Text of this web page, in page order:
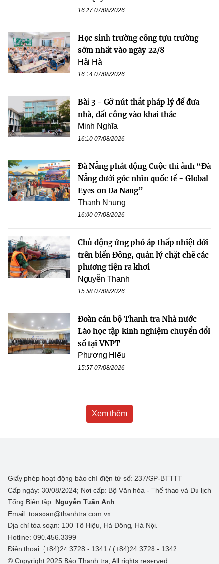
16:27 07/08/2026
Học sinh trường công tựu trường
sớm nhất vào ngày 22/8
Hải Hà
16:14 07/08/2026
Bài 3 - Gỡ nút thắt pháp lý để đưa
nhà, đất công vào khai thác
Minh Nghĩa
16:10 07/08/2026
Đà Nẵng phát động Cuộc thi ảnh “Đà
Nẵng dưới góc nhìn quốc tế - Global
Eyes on Da Nang”
Thanh Nhung
16:00 07/08/2026
Chủ động ứng phó áp thấp nhiệt đới
trên biển Đông, quản lý chặt chẽ các
phương tiện ra khơi
Nguyễn Thanh
15:58 07/08/2026
Đoàn cán bộ Thanh tra Nhà nước
Lào học tập kinh nghiệm chuyển đổi
số tại VNPT
Phương Hiếu
15:57 07/08/2026
Xem thêm
Giấy phép hoạt động báo chí điện tử số: 237/GP-BTTTT
Cấp ngày: 30/08/2024; Nơi cấp: Bộ Văn hóa - Thể thao và Du lịch
Tổng Biên tập: Nguyễn Tuấn Anh
Email: toasoan@thanhtra.com.vn
Địa chỉ tòa soạn: 100 Tô Hiệu, Hà Đông, Hà Nội.
Hotline: 090.456.3399
Điện thoại: (+84)24 3728 - 1341 / (+84)24 3728 - 1342
© Copyright 2025 Báo Thanh tra, All rights reserved